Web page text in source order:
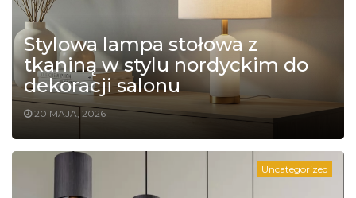
Stylowa lampa stołowa z
tkaniną w stylu nordyckim do
dekoracji salonu
20 MAJA, 2026
Uncategorized